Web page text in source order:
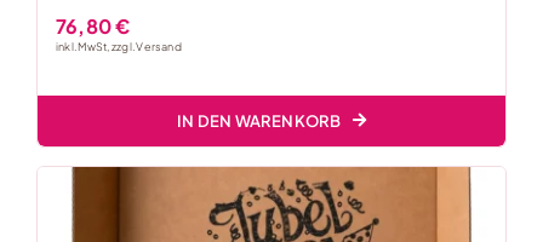
76,80€
inkl. MwSt, zzgl.Versand
IN DEN WARENKORB